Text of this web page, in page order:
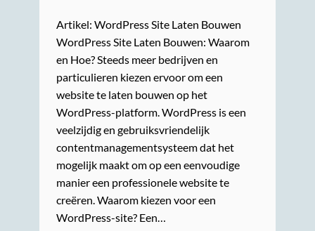
Artikel: WordPress Site Laten Bouwen
WordPress Site Laten Bouwen: Waarom
en Hoe? Steeds meer bedrijven en
particulieren kiezen ervoor om een
website te laten bouwen op het
WordPress-platform. WordPress is een
veelzijdig en gebruiksvriendelijk
contentmanagementsysteem dat het
mogelijk maakt om op een eenvoudige
manier een professionele website te
creëren. Waarom kiezen voor een
WordPress-site? Een…